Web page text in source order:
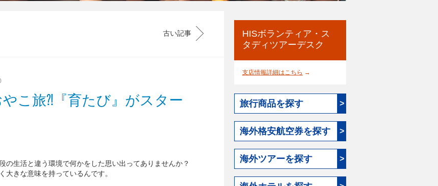
古い記事
こ旅⁈『育たび』がスター
の生活と違う環境で何かをした思い出ってありませんか？
大きな意味を持っているんです。
HISボランティア・ス
タディツアーデスク
支店情報詳細はこちら →
旅行商品を探す >
海外格安航空券を探す >
海外ツアーを探す >